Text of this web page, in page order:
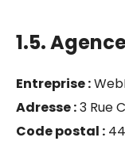
1.5.
Entreprise :
Adresse :3 Rue
Code postal :